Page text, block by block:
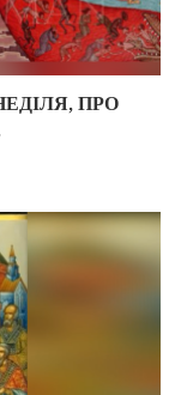
ПРО